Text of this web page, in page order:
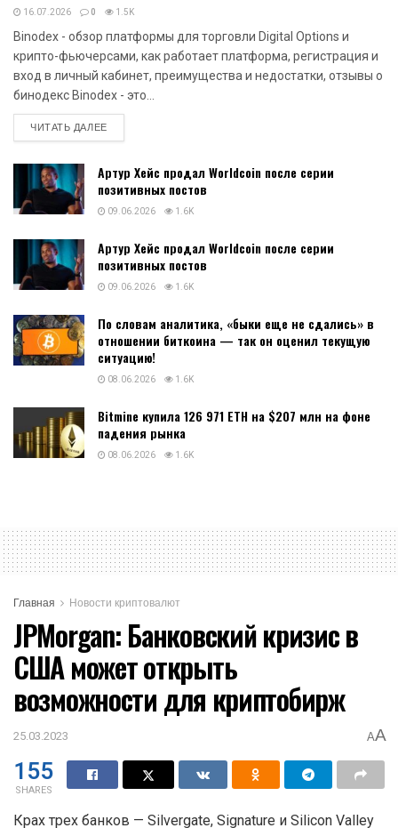
16.07.2026 0 1.5K
Binodex - обзор платформы для торговли Digital Options и
крипто-фьючерсами, как работает платформа, регистрация и
вход в личный кабинет, преимущества и недостатки, отзывы о
бинодекс Binodex - это...
ЧИТАТЬ ДАЛЕЕDETAILS
Артур Хейс продал Worldcoin после серии
позитивных постов
09.06.2026 1.6K
Артур Хейс продал Worldcoin после серии
позитивных постов
09.06.2026 1.6K
По словам аналитика, «быки еще не сдались» в
отношении биткоина — так он оценил текущую
ситуацию!
08.06.2026 1.6K
Bitmine купила 126 971 ETH на $207 млн на фоне
падения рынка
08.06.2026 1.6K
Главная Новости криптовалют
JPMorgan: Банковский кризис в
США может открыть
возможности для криптобирж
25.03.2023 AA
155
SHARES
Крах трех банков — Silvergate, Signature и Silicon Valley